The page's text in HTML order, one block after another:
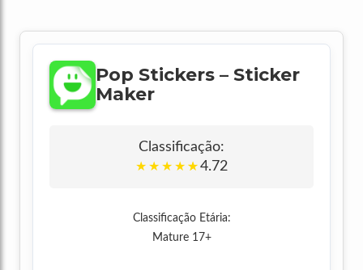
Pop Stickers – Sticker
Maker
Classificação:
★ ★ ★ ★ ★4.72
Classificação Etária:
Mature 17+